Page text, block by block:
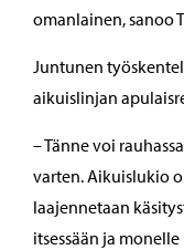
omanlainen, sanoo
Juntunen
aikuislinjan
– Tänne voi
varten. Aikuislukio
laajennetaan
itsessään ja